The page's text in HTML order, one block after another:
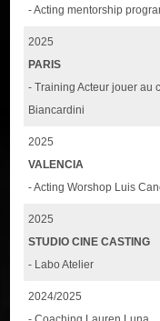
- Acting mentorship
2025
PARIS
- Training Acteur jouer au
Biancardini
2025
VALENCIA
- Acting Worshop Luis
2025
STUDIO CINE CASTING
- Labo Atelier
2024/2025